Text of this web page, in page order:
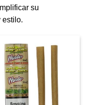
su
estilo.